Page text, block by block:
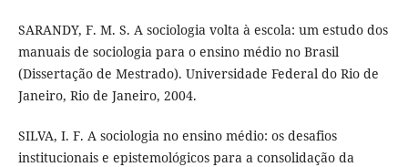
SARANDY, F. M. S. A sociologia volta à escola: um estudo dos
manuais de sociologia para o ensino médio no Brasil
(Dissertação de Mestrado). Universidade Federal do Rio de
Janeiro, Rio de Janeiro, 2004.
SILVA, I. F. A sociologia no ensino médio: os desafios
institucionais e epistemológicos para a consolidação da